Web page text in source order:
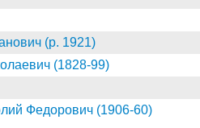
(р. 1921)
(1828-99)
Федорович (1906-60)